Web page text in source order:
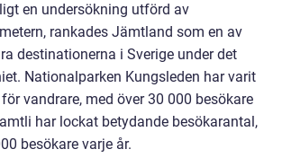
en undersökning utförd av
rankades Jämtland som en av
destinationerna i Sverige under det
Nationalparken Kungsleden har varit
vandrare, med över 30 000 besökare
har lockat betydande besökarantal,
besökare varje år.